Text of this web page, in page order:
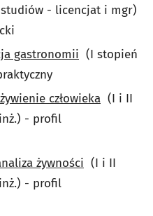
- licencjat i mgr)
gastronomii (I stopień
człowieka (I i II
- profil
żywności (I i II
- profil